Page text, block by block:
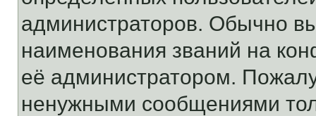
администраторов. Обычно
наименования званий на
её администратором.
ненужными сообщениями